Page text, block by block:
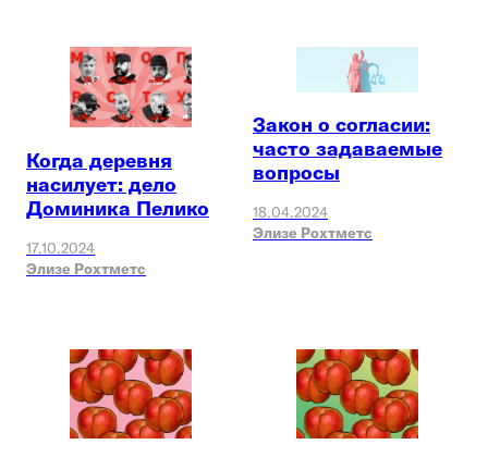
Когда деревня
насилует: дело
Доминика Пелико
17.10.2024
Элизе Рохтметс
Закон о согласии:
часто задаваемые
вопросы
18.04.2024
Элизе Рохтметс